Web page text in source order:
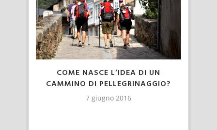
COME NASCE L’IDEA DI UN
CAMMINO DI PELLEGRINAGGIO?
7 giugno 2016